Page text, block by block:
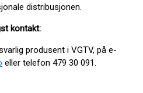
distribusjonen.
kontakt:
produsent i VGTV, på e-
eller telefon 479 30 091.